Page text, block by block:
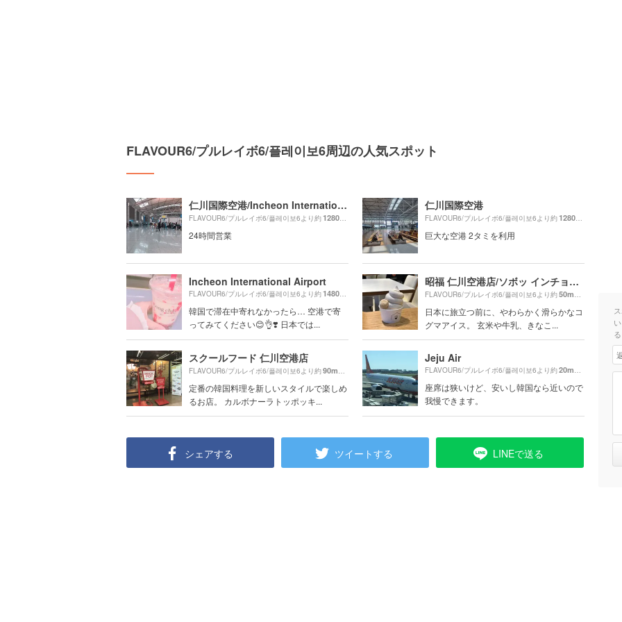
FLAVOUR6/プルレイボ6/플레이보6周辺の人気スポット
仁川国際空港/Incheon International Airport/인천국제공항
FLAVOUR6/プルレイボ6/플레이보6より約1280m （徒歩22分）
24時間営業
仁川国際空港
FLAVOUR6/プルレイボ6/플레이보6より約1280m
巨大な空港 2タミを利用
Incheon International Airport
FLAVOUR6/プルレイボ6/플레이보6より約1480m （徒歩25分）
韓国で滞在中寄れなかったら… 空港で寄
ってみてください😊👌❣️ 日本では...
昭福 仁川空港店/ソボッ インチョンコンハンジョム/소복 인천공항점
FLAVOUR6/プルレイボ6/플레이보6より約50m （徒歩1分）
日本に旅立つ前に、やわらかく滑らかなコ
グマアイス。 玄米や牛乳、きなこ...
スクールフード 仁川空港店
FLAVOUR6/プルレイボ6/플레이보6より約90m （徒歩2分）
定番の韓国料理を新しいスタイルで楽しめ
るお店。 カルボナーラトッポッキ...
Jeju Air
FLAVOUR6/プルレイボ6/플레이보6より約20m （徒歩1分）
座席は狭いけど、安いし韓国なら近いので
我慢できます。
シェアする ツイートする LINEで送る